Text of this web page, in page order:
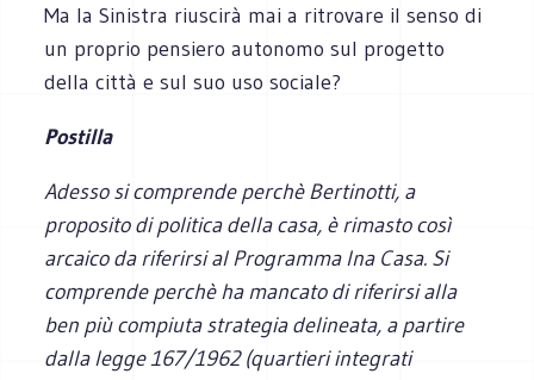
Ma la Sinistra riuscirà mai a ritrovare il senso di
un proprio pensiero autonomo sul progetto
della città e sul suo uso sociale?
Postilla
Adesso si comprende perchè Bertinotti, a
proposito di politica della casa, è rimasto così
arcaico da riferirsi al Programma Ina Casa. Si
comprende perchè ha mancato di riferirsi alla
ben più compiuta strategia delineata, a partire
dalla legge 167/1962 (quartieri integrati